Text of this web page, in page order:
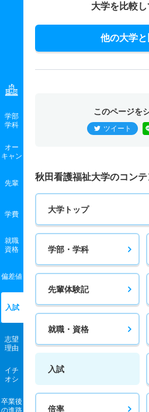
学部
学科
オー
キャン
先輩
学費
就職
資格
偏差値
入試
志望
理由
イチ
オシ
卒業後
の進路
大学を比較し
他の大学
このページを
ツイート
秋田看護福祉大学のコン
大学トップ
学部・学科
先輩体験記
就職・資格
入試
倍率